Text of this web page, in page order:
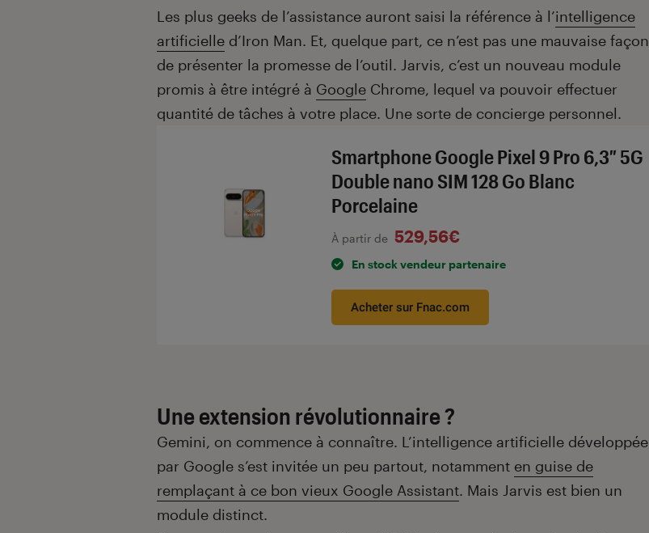
Introduction
Les plus geeks de l’assistance auront saisi la référence à l’intelligence
artificielle d’Iron Man. Et, quelque part, ce n’est pas une mauvaise façon
de présenter la promesse de l’outil. Jarvis, c’est un nouveau module
promis à être intégré à Google Chrome, lequel va pouvoir effectuer
quantité de tâches à votre place. Une sorte de concierge personnel.
Smartphone Google Pixel 9 Pro 6,3″ 5G
Double nano SIM 128 Go Blanc
Porcelaine
À partir de 529,56€
En stock vendeur partenaire
Acheter sur Fnac.com
Une extension révolutionnaire ?
Gemini, on commence à connaître. L’intelligence artificielle développée
par Google s’est invitée un peu partout, notamment en guise de
remplaçant à ce bon vieux Google Assistant. Mais Jarvis est bien un
module distinct.